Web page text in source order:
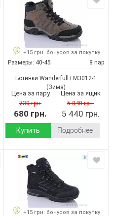
+15 грн. бонусов за покупку
Размеры: 40-45 8 пар
Ботинки Wanderfull LM3012-1
(Зима)
Цена за пару
730 грн.
680 грн.
Цена за ящик
5 840 грн.
5 440 грн.
Купить Подробнее
+15 грн. бонусов за покупку